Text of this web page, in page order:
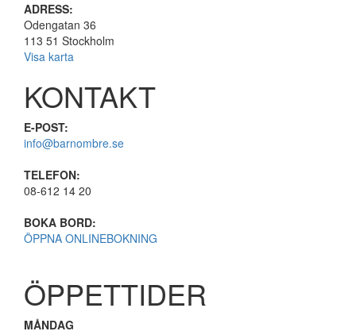
ADRESS:
Odengatan 36
113 51 Stockholm
Visa karta
KONTAKT
E-POST:
info@barnombre.se
TELEFON:
08-612 14 20
BOKA BORD:
ÖPPNA ONLINEBOKNING
ÖPPETTIDER
MÅNDAG